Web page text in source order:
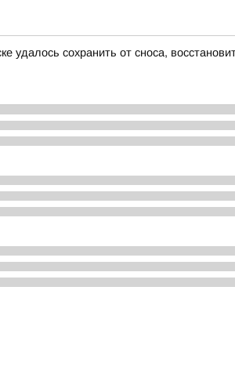
удалось сохранить от сноса,